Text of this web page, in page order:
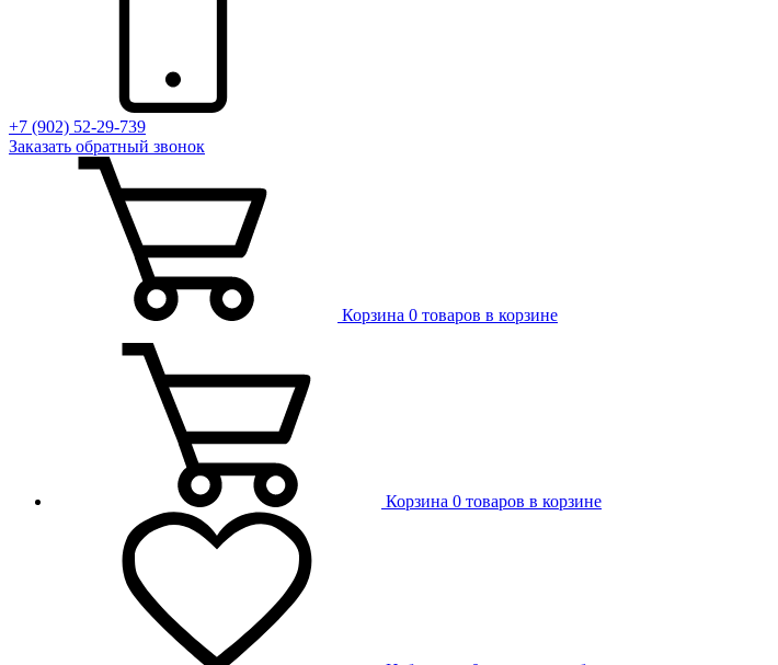
+7 (902) 52-29-739
Заказать обратный звонок
Корзина 0 товаров в корзине
Корзина 0 товаров в корзине